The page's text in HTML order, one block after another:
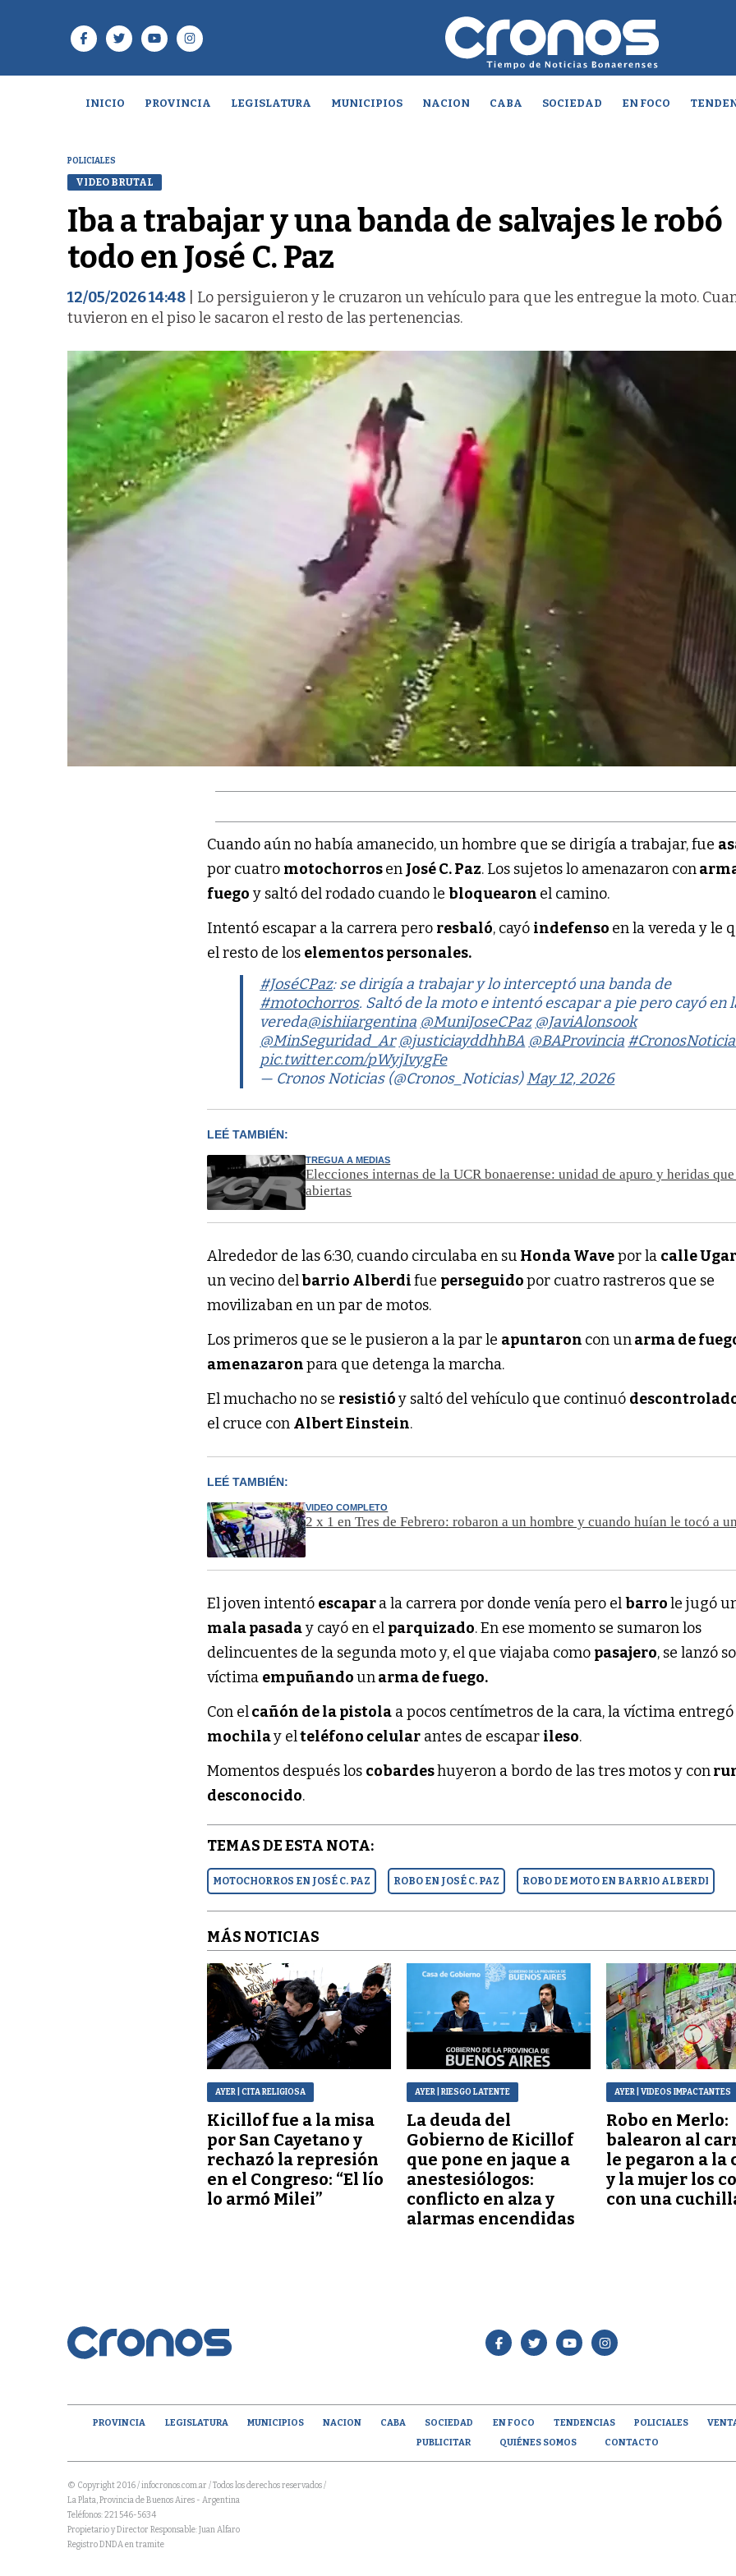
INICIO PROVINCIA LEGISLATURA MUNICIPIOS NACION CABA SOCIEDAD EN FOCO
POLICIALES
VIDEO BRUTAL
Iba a trabajar y una banda de salvajes le robó
todo en José C. Paz
12/05/2026 14:48 | Lo persiguieron y le cruzaron un vehículo para que les entregue la moto.
tuvieron en el piso le sacaron el resto de las pertenencias.
Cuando aún no había amanecido, un hombre que se dirigía a trabajar, fue
por cuatro motochorrosen José C. Paz. Los sujetos lo amenazaron con
fuego y saltó del rodado cuando lebloquearon el camino.
Intentó escapar a la carrera pero resbaló, cayó indefenso en la vereda y le
el resto de los elementos personales.
#JoséCPaz: se dirigía a trabajar y lo interceptó una banda de
#motochorros. Saltó de la moto e intentó escapar a pie pero cayó en
vereda@ishiiargentina @MuniJoseCPaz @JaviAlonsook
@MinSeguridad_Ar @justiciayddhhBA @BAProvincia
pic.twitter.com/pWyjIvygFe
— Cronos Noticias (@Cronos_Noticias)May 12, 2026
LEÉ TAMBIÉN:
TREGUA A MEDIAS
Elecciones internas de la UCR bonaerense: unidad de apuro y heridas
abiertas
Alrededor de las 6:30, cuando circulaba en su Honda Wavepor la calle
un vecino delbarrio Alberdifue perseguidopor cuatro rastreros que se
movilizaban en un par de motos.
Los primeros que se le pusieron a la par le apuntaron con unarma de
amenazaronpara que detenga la marcha.
El muchacho no se resistióy saltó del vehículo que continuó
el cruce con Albert Einstein.
LEÉ TAMBIÉN:
VIDEO COMPLETO
2 x 1 en Tres de Febrero: robaron a un hombre y cuando huían le tocó a
El joven intentó escapara la carrera por donde venía pero elbarrole jugó
mala pasaday cayó en el parquizado. En ese momento se sumaron los
delincuentes de la segunda moto y, el que viajaba como pasajero, se lanzó
víctima empuñandounarma de fuego.
Con elcañón de la pistola a pocos centímetros de la cara, la víctima
mochilay elteléfono celular antes de escapar ileso.
Momentos después los cobardeshuyeron a bordo de las tres motos y con
desconocido.
TEMAS DE ESTA NOTA:
MOTOCHORROS EN JOSÉ C. PAZ ROBO EN JOSÉ C. PAZ ROBO DE MOTO EN BARRIO ALBERDI
MÁS NOTICIAS
AYER | CITA RELIGIOSA
Kicillof fue a la misa
por San Cayetano y
rechazó la represión
en el Congreso: “El lío
lo armó Milei”
AYER | RIESGO LATENTE
La deuda del
Gobierno de Kicillof
que pone en jaque a
anestesiólogos:
conflicto en alza y
alarmas encendidas
AYER | VIDEOS IMPACTANTES
Robo en Merlo:
balearon al
le pegaron a la
y la mujer los
con una
PROVINCIA LEGISLATURA MUNICIPIOS NACION CABA SOCIEDAD EN FOCO TENDENCIAS POLICIALES
PUBLICITAR
QUIÉNES SOMOS CONTACTO
© Copyright 2016 / infocronos.com.ar / Todos los derechos reservados /
La Plata, Provincia de Buenos Aires - Argentina
Teléfonos: 221 546-5634
Propietario y Director Responsable: Juan Alfaro
Registro DNDA en tramite